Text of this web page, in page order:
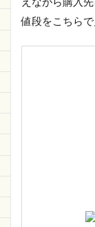
値段をこちらで